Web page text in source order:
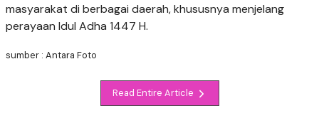
masyarakat di berbagai daerah, khususnya menjelang
perayaan Idul Adha 1447 H.
sumber : Antara Foto
Read Entire Article